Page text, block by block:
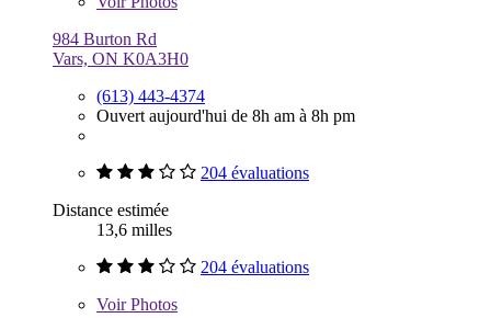
984 Burton Rd
Vars, ON K0A3H0
(613) 443-4374
Ouvert aujourd'hui de 8h am à 8h pm
204 évaluations
Distance estimée
13,6 milles
204 évaluations
VoirPhotos